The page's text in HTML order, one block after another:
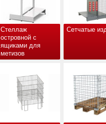
Стеллаж
островной с
ящиками для
метизов
Сетчатые